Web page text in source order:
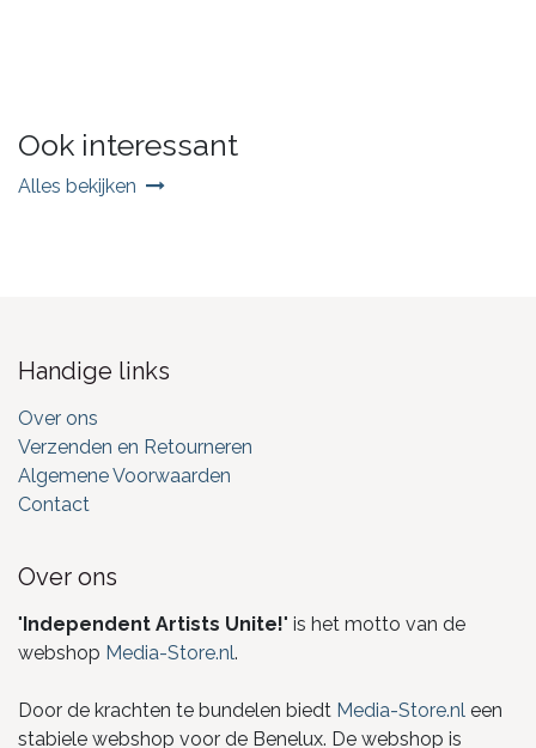
Ook interessant
Alles bekijken
Handige links
Over ons
Verzenden en Retourneren
Algemene Voorwaarden
Contact
Over ons
"Independent Artists Unite!" is het motto van de
webshop Media-Store.nl.
Door de krachten te bundelen biedt Media-Store.nl een
stabiele webshop voor de Benelux. De webshop is